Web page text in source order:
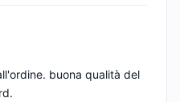
buona qualità del